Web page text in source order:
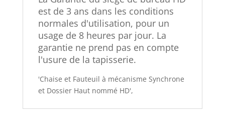
est de 3 ans dans les conditions
normales d'utilisation, pour un
usage de 8 heures par jour. La
garantie ne prend pas en compte
l'usure de la tapisserie.
'Chaise et Fauteuil à mécanisme Synchrone
et Dossier Haut nommé HD',